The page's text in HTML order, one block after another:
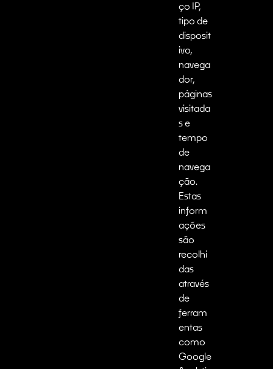
ço IP,
tipo de
disposit
ivo,
navega
dor,
páginas
visitada
s e
tempo
de
navega
ção.
Estas
inform
ações
são
recolhi
das
através
de
ferram
entas
como
Google